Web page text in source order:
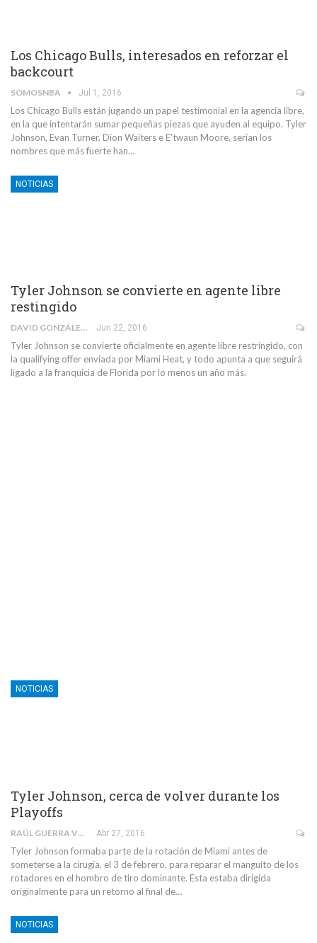
Los Chicago Bulls, interesados en reforzar el
backcourt
SOMOSNBA Jul 1, 2016
Los Chicago Bulls están jugando un papel testimonial en la agencia libre,
en la que intentarán sumar pequeñas piezas que ayuden al equipo. Tyler
Johnson, Evan Turner, Dion Waiters e E'twaun Moore, serían los
nombres que más fuerte han…
NOTICIAS
Tyler Johnson se convierte en agente libre
restingido
DAVID GONZÁLEZ SALAZAR Jun 22, 2016
Tyler Johnson se convierte oficialmente en agente libre restringido, con
la qualifying offer enviada por Miami Heat, y todo apunta a que seguirá
ligado a la franquicia de Florida por lo menos un año más.
NOTICIAS
Tyler Johnson, cerca de volver durante los
Playoffs
RAÚL GUERRA VELÁZQUEZ Abr 27, 2016
Tyler Johnson formaba parte de la rotación de Miami antes de
someterse a la cirugía, el 3 de febrero, para reparar el manguito de los
rotadores en el hombro de tiro dominante. Esta estaba dirigida
originalmente para un retorno al final de…
NOTICIAS